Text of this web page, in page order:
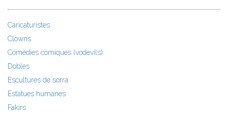
Caricaturistes
Clowns
Comèdies cómiques (vodevils)
Dobles
Escultures de sorra
Estàtues humanes
Fakirs